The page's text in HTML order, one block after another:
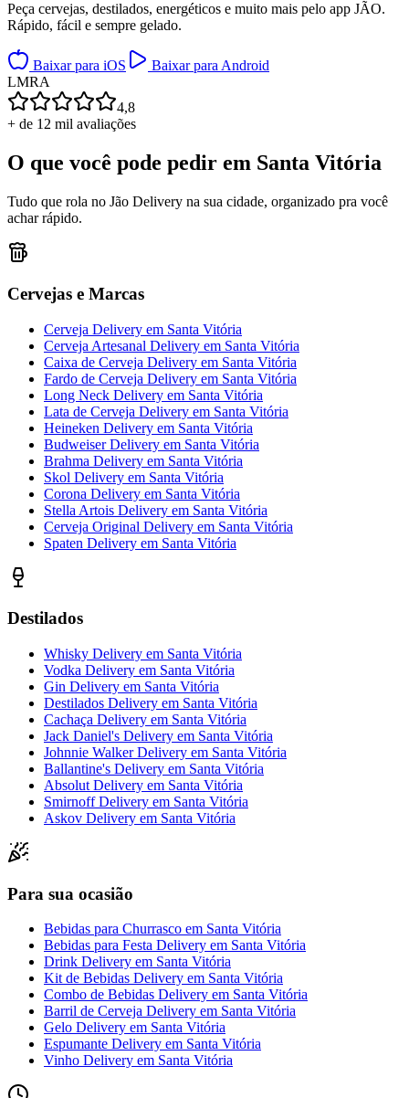
Peça cervejas, destilados, energéticos e muito mais pelo app JÃO.
Rápido, fácil e sempre gelado.
Baixar para iOS
Baixar para Android
LMRA
4,8
+ de 12 mil avaliações
O que você pode pedir em Santa Vitória
Tudo que rola no Jão Delivery na sua cidade, organizado pra você
achar rápido.
Cervejas e Marcas
Cerveja Delivery em Santa Vitória
Cerveja Artesanal Delivery em Santa Vitória
Caixa de Cerveja Delivery em Santa Vitória
Fardo de Cerveja Delivery em Santa Vitória
Long Neck Delivery em Santa Vitória
Lata de Cerveja Delivery em Santa Vitória
Heineken Delivery em Santa Vitória
Budweiser Delivery em Santa Vitória
Brahma Delivery em Santa Vitória
Skol Delivery em Santa Vitória
Corona Delivery em Santa Vitória
Stella Artois Delivery em Santa Vitória
Cerveja Original Delivery em Santa Vitória
Spaten Delivery em Santa Vitória
Destilados
Whisky Delivery em Santa Vitória
Vodka Delivery em Santa Vitória
Gin Delivery em Santa Vitória
Destilados Delivery em Santa Vitória
Cachaça Delivery em Santa Vitória
Jack Daniel's Delivery em Santa Vitória
Johnnie Walker Delivery em Santa Vitória
Ballantine's Delivery em Santa Vitória
Absolut Delivery em Santa Vitória
Smirnoff Delivery em Santa Vitória
Askov Delivery em Santa Vitória
Para sua ocasião
Bebidas para Churrasco em Santa Vitória
Bebidas para Festa Delivery em Santa Vitória
Drink Delivery em Santa Vitória
Kit de Bebidas Delivery em Santa Vitória
Combo de Bebidas Delivery em Santa Vitória
Barril de Cerveja Delivery em Santa Vitória
Gelo Delivery em Santa Vitória
Espumante Delivery em Santa Vitória
Vinho Delivery em Santa Vitória